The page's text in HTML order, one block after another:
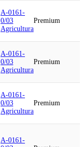
A-0161-
0/03
Agricultura
Premium
A-0161-
0/03
Agricultura
Premium
A-0161-
0/03
Agricultura
Premium
A-0161-